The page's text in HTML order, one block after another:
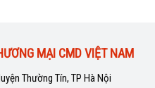
MẠI CMD VIỆT NAM
Thường Tín, TP Hà Nội